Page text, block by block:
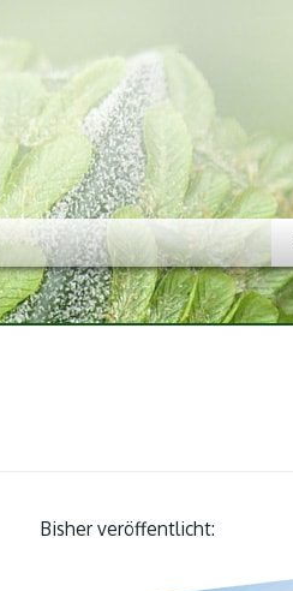
Bisher veröffentlicht: